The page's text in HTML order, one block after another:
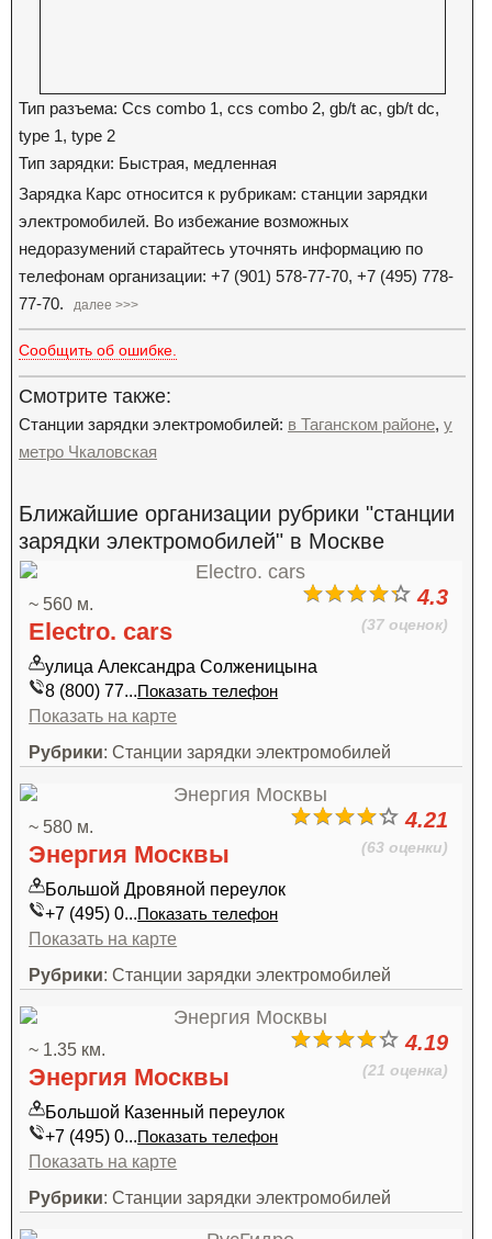
Тип разъема: Ccs combo 1, ccs combo 2, gb/t ac, gb/t dc,
type 1, type 2
Тип зарядки: Быстрая, медленная
Зарядка Карс относится к рубрикам: станции зарядки
электромобилей. Во избежание возможных
недоразумений старайтесь уточнять информацию по
телефонам организации: +7 (901) 578-77-70, +7 (495) 778-
77-70.
далее >>>
Сообщить об ошибке.
Смотрите также:
Станции зарядки электромобилей: в Таганском районе, у
метро Чкаловская
Ближайшие организации рубрики "станции
зарядки электромобилей" в Москве
4.3
(37 оценок)
~ 560 м.
Electro. cars
улица Александра Солженицына
8 (800) 77...Показать телефон
Показать на карте
Рубрики: Станции зарядки электромобилей
4.21
(63 оценки)
~ 580 м.
Энергия Москвы
Большой Дровяной переулок
+7 (495) 0...Показать телефон
Показать на карте
Рубрики: Станции зарядки электромобилей
4.19
(21 оценка)
~ 1.35 км.
Энергия Москвы
Большой Казенный переулок
+7 (495) 0...Показать телефон
Показать на карте
Рубрики: Станции зарядки электромобилей